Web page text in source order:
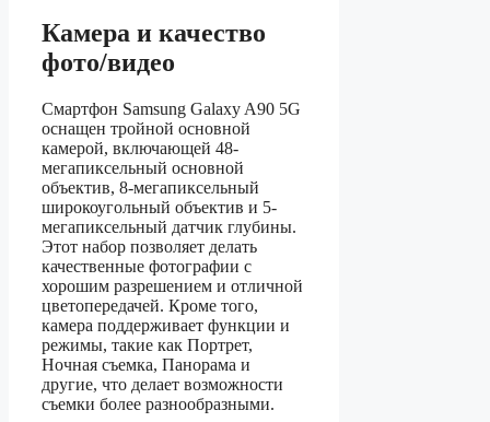
Камера и качество
фото/видео
Смартфон Samsung Galaxy A90 5G
оснащен тройной основной
камерой, включающей 48-
мегапиксельный основной
объектив, 8-мегапиксельный
широкоугольный объектив и 5-
мегапиксельный датчик глубины.
Этот набор позволяет делать
качественные фотографии с
хорошим разрешением и отличной
цветопередачей. Кроме того,
камера поддерживает функции и
режимы, такие как Портрет,
Ночная съемка, Панорама и
другие, что делает возможности
съемки более разнообразными.